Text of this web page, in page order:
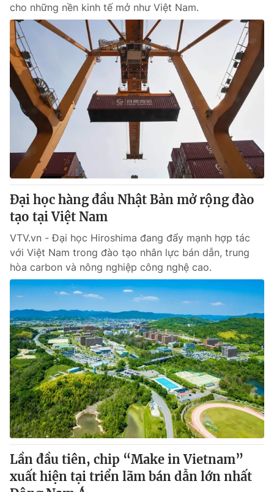
cho những nền kinh tế mở như Việt Nam.
Đại học hàng đầu Nhật Bản mở rộng đào
tạo tại Việt Nam
VTV.vn - Đại học Hiroshima đang đẩy mạnh hợp tác
với Việt Nam trong đào tạo nhân lực bán dẫn, trung
hòa carbon và nông nghiệp công nghệ cao.
Lần đầu tiên, chip “Make in Vietnam”
xuất hiện tại triển lãm bán dẫn lớn nhất